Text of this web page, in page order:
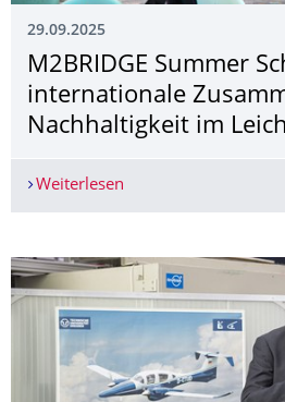
29.09.2025
M2BRIDGE Summer
internationale
Nachhaltigkeit im
Weiterlesen